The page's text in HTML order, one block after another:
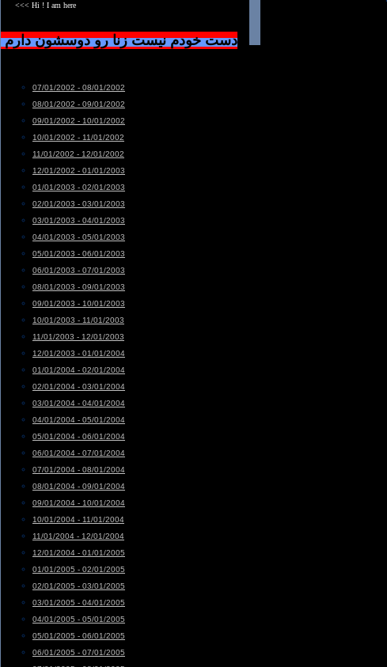
<<< Hi ! I am here
دست خودم نیست زنا رو دوسشون دارم
07/01/2002 - 08/01/2002
08/01/2002 - 09/01/2002
09/01/2002 - 10/01/2002
10/01/2002 - 11/01/2002
11/01/2002 - 12/01/2002
12/01/2002 - 01/01/2003
01/01/2003 - 02/01/2003
02/01/2003 - 03/01/2003
03/01/2003 - 04/01/2003
04/01/2003 - 05/01/2003
05/01/2003 - 06/01/2003
06/01/2003 - 07/01/2003
08/01/2003 - 09/01/2003
09/01/2003 - 10/01/2003
10/01/2003 - 11/01/2003
11/01/2003 - 12/01/2003
12/01/2003 - 01/01/2004
01/01/2004 - 02/01/2004
02/01/2004 - 03/01/2004
03/01/2004 - 04/01/2004
04/01/2004 - 05/01/2004
05/01/2004 - 06/01/2004
06/01/2004 - 07/01/2004
07/01/2004 - 08/01/2004
08/01/2004 - 09/01/2004
09/01/2004 - 10/01/2004
10/01/2004 - 11/01/2004
11/01/2004 - 12/01/2004
12/01/2004 - 01/01/2005
01/01/2005 - 02/01/2005
02/01/2005 - 03/01/2005
03/01/2005 - 04/01/2005
04/01/2005 - 05/01/2005
05/01/2005 - 06/01/2005
06/01/2005 - 07/01/2005